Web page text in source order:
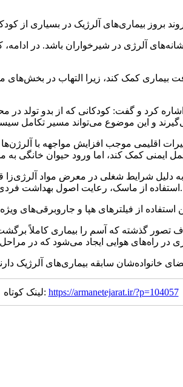
آلرژی در شیرخواران باشد. در
بیماری کمک کند، زیرا التهاب در
کرد و گفت: کودکانی که از بدو تولد
اقلیمی موجب افزایش مواجهه با
دلیل شرایط شغلی در معرض مواد آلرژی‌زا
استفاده از ماسک، رعایت اصول بهداشت فردی، استحمام پس از پایان کار و بهبود تهویه محیط می‌تواند به کاهش علائم کمک کند.
تصور گذشته که آسم را بیماری کاملاً
لینک کوتاه: https://armanetejarat.ir/?p=104057